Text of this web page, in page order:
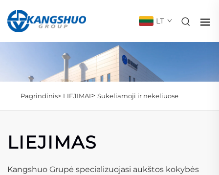
LT
Pagrindinis> LIEJIMAI> Sukeliamoji ir nekeliuose
LIEJIMAS
Kangshuo Grupė specializuojasi aukštos kokybės